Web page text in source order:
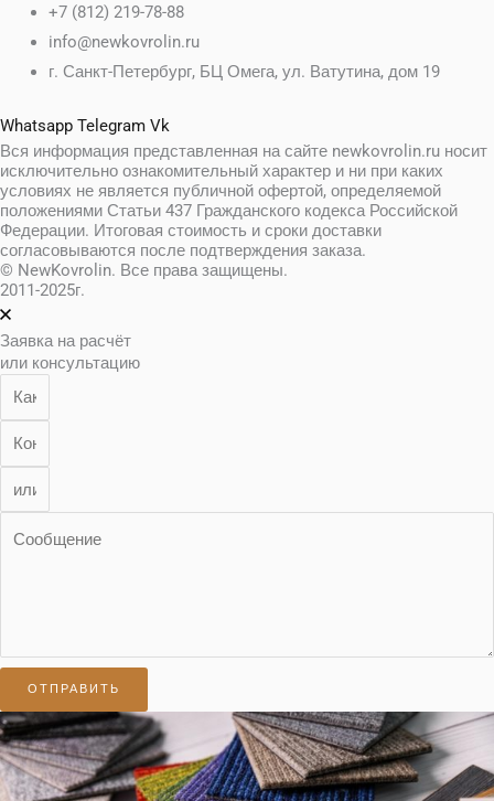
+7 (812) 219-78-88
info@newkovrolin.ru
г. Санкт-Петербург, БЦ Омега, ул. Ватутина, дом 19
Whatsapp Telegram Vk
Вся информация представленная на сайте newkovrolin.ru носит
исключительно ознакомительный характер и ни при каких
условиях не является публичной офертой, определяемой
положениями Статьи 437 Гражданского кодекса Российской
Федерации. Итоговая стоимость и сроки доставки
согласовываются после подтверждения заказа.
© NewKovrolin. Все права защищены.
2011-2025г.
Заявка на расчёт
или консультацию
ОТПРАВИТЬ